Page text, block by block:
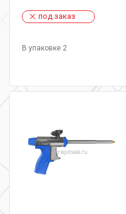
под заказ
В упаковке 2